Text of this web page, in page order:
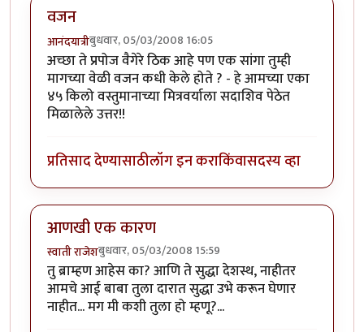
वजन
आनंदयात्रीबुधवार, 05/03/2008 16:05
अच्छा ते प्रपोज वैगेरे ठिक आहे पण एक सांगा तुम्ही
मागच्या वेळी वजन कधी केले होते ? - हे आमच्या एका
४५ किलो वस्तुमानाच्या मित्रवर्याला सदाशिव पेठेत
मिळालेले उत्तर!!
प्रतिसाद देण्यासाठीलॉग इन कराकिंवासदस्य व्हा
आणखी एक कारण
स्वाती राजेशबुधवार, 05/03/2008 15:59
तु ब्राम्हण आहेस का? आणि ते सुद्धा देशस्थ, नाहीतर
आमचे आई बाबा तुला दारात सुद्धा उभे करून घेणार
नाहीत... मग मी कशी तुला हो म्हणू?...